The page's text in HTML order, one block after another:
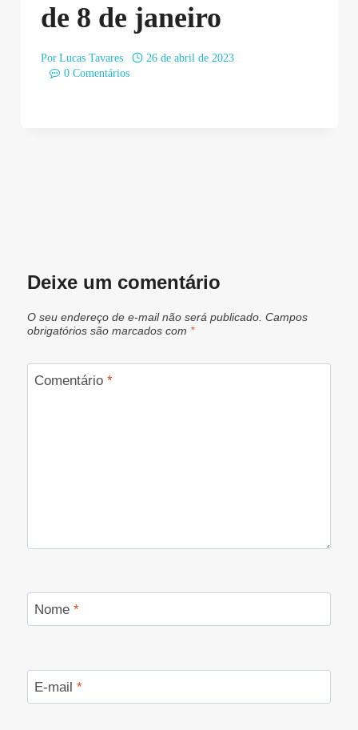
de 8 de janeiro
Por Lucas Tavares
26 de abril de 2023
0 Comentários
Deixe um comentário
O seu endereço de e-mail não será publicado. Campos
obrigatórios são marcados com *
Comentário *
Nome *
E-mail *